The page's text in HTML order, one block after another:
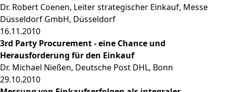
Dr. Robert Coenen, Leiter strategischer Einkauf, Messe
Düsseldorf GmbH, Düsseldorf
16.11.2010
3rd Party Procurement - eine Chance und
Herausforderung für den Einkauf
Dr. Michael Nießen, Deutsche Post DHL, Bonn
29.10.2010